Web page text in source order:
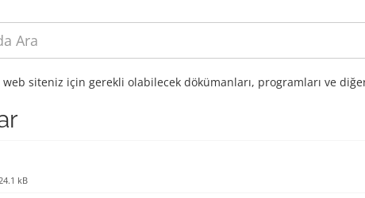
web siteniz için gerekli olabilecek dökümanları, programları ve
kB